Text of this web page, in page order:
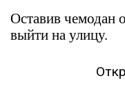
Оставив чемодан
выйти на улицу.